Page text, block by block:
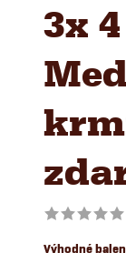
3x
Výhodné